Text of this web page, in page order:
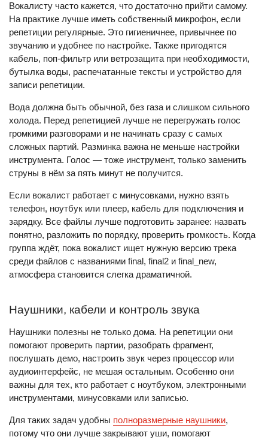
Вокалисту часто кажется, что достаточно прийти самому.
На практике лучше иметь собственный микрофон, если
репетиции регулярные. Это гигиеничнее, привычнее по
звучанию и удобнее по настройке. Также пригодятся
кабель, поп-фильтр или ветрозащита при необходимости,
бутылка воды, распечатанные тексты и устройство для
записи репетиции.
Вода должна быть обычной, без газа и слишком сильного
холода. Перед репетицией лучше не перегружать голос
громкими разговорами и не начинать сразу с самых
сложных партий. Разминка важна не меньше настройки
инструмента. Голос — тоже инструмент, только заменить
струны в нём за пять минут не получится.
Если вокалист работает с минусовками, нужно взять
телефон, ноутбук или плеер, кабель для подключения и
зарядку. Все файлы лучше подготовить заранее: назвать
понятно, разложить по порядку, проверить громкость. Когда
группа ждёт, пока вокалист ищет нужную версию трека
среди файлов с названиями final, final2 и final_new,
атмосфера становится слегка драматичной.
Наушники, кабели и контроль звука
Наушники полезны не только дома. На репетиции они
помогают проверить партии, разобрать фрагмент,
послушать демо, настроить звук через процессор или
аудиоинтерфейс, не мешая остальным. Особенно они
важны для тех, кто работает с ноутбуком, электронными
инструментами, минусовками или записью.
Для таких задач удобны полноразмерные наушники,
потому что они лучше закрывают уши, помогают